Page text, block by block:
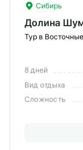
Подписаться
Пн-Пт:
Сибирь
Долина
Тур в
8 дней
Вид отдыха
Сложность